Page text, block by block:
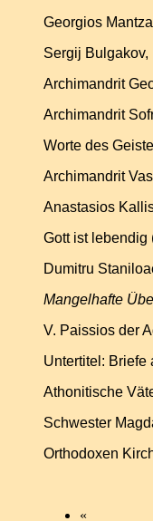
Georgios
Sergij
Archimandrit
Archimandrit
Worte des
Archimandrit
Anastasios
Gott ist lebendig
Dumitru
Mangelhafte
V. Paissios der
Untertitel: Briefe
Athonitische
Schwester
Orthodoxen
«